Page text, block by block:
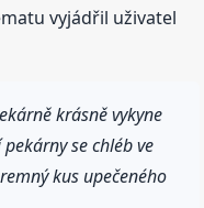
vyjádřil uživatel
krásně vykyne
se chléb ve
kus upečeného